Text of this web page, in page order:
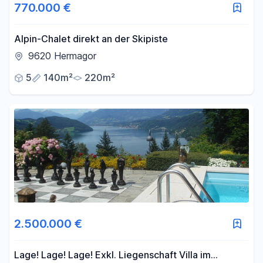
770.000 €
Alpin-Chalet direkt an der Skipiste
9620 Hermagor
5
140m² 220m²
2.500.000 €
Lage! Lage! Lage! Exkl. Liegenschaft Villa im